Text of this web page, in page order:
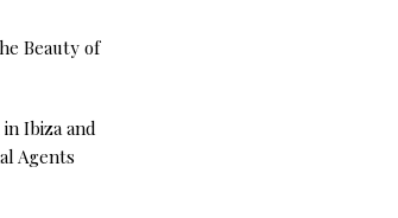
Beauty of
Ibiza and
Agents